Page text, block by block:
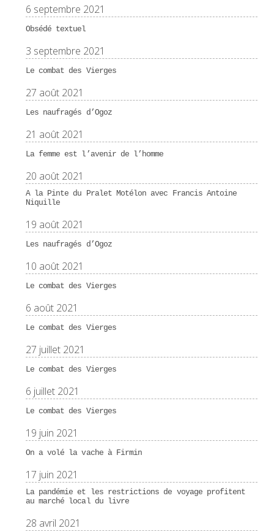
6 septembre 2021
Obsédé textuel
3 septembre 2021
Le combat des Vierges
27 août 2021
Les naufragés d’Ogoz
21 août 2021
La femme est l’avenir de l’homme
20 août 2021
A la Pinte du Pralet Motélon avec Francis Antoine
Niquille
19 août 2021
Les naufragés d’Ogoz
10 août 2021
Le combat des Vierges
6 août 2021
Le combat des Vierges
27 juillet 2021
Le combat des Vierges
6 juillet 2021
Le combat des Vierges
19 juin 2021
On a volé la vache à Firmin
17 juin 2021
La pandémie et les restrictions de voyage profitent
au marché local du livre
28 avril 2021